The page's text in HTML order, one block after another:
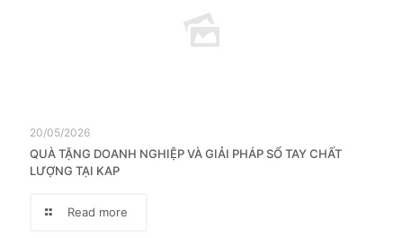
20/05/2026
QUÀ TẶNG DOANH NGHIỆP VÀ GIẢI PHÁP SỔ TAY CHẤT
LƯỢNG TẠI KAP
Read more